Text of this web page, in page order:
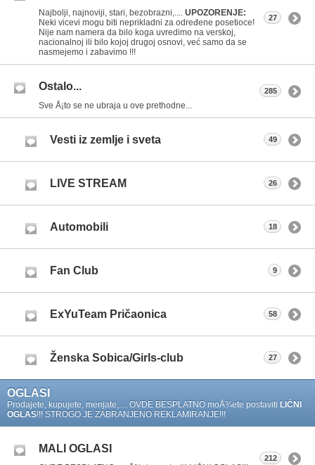
Najbolji, najnoviji, stari, bezobrazni,.... UPOZORENJE:
Neki vicevi mogu biti neprikladni za određene posetioce!
Nije nam namera da bilo koga uvredimo na verskoj,
nacionalnoj ili bilo kojoj drugoj osnovi, već samo da se
nasmejemo i zabavimo !!!
27
Ostalo...
Sve Å¡to se ne ubraja u ove prethodne...
285
Vesti iz zemlje i sveta 49
LIVE STREAM 26
Automobili 18
Fan Club 9
ExYuTeam Pričaonica 58
Ženska Sobica/Girls-club 27
OGLASI
Prodajete, kupujete, menjate,.... OVDE BESPLATNO moÅ¾ete postaviti LIČNI
OGLAS!!! STROGO JE ZABRANJENO REKLAMIRANJE!!!
MALI OGLASI
212